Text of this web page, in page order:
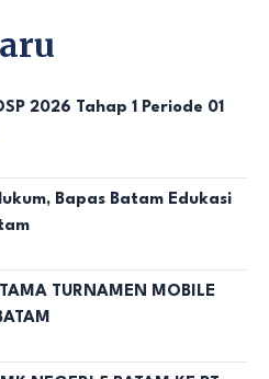
2026 Tahap 1 Periode 01
Bapas Batam Edukasi
TURNAMEN MOBILE